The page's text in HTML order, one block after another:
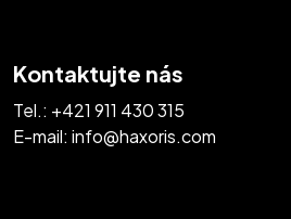
Kontaktujte nás
Tel.: +421 911 430 315
E-mail: info@haxoris.com